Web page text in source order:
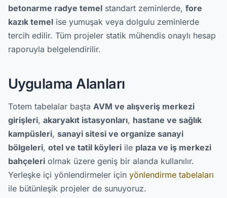
betonarme radye temel standart zeminlerde, fore
kazık temel ise yumuşak veya dolgulu zeminlerde
tercih edilir. Tüm projeler statik mühendis onaylı hesap
raporuyla belgelendirilir.
Uygulama Alanları
Totem tabelalar başta AVM ve alışveriş merkezi
girişleri, akaryakıt istasyonları, hastane ve sağlık
kampüsleri, sanayi sitesi ve organize sanayi
bölgeleri, otel ve tatil köyleri ile plaza ve iş merkezi
bahçeleri olmak üzere geniş bir alanda kullanılır.
Yerleşke içi yönlendirmeler için yönlendirme tabelaları
ile bütünleşik projeler de sunuyoruz.